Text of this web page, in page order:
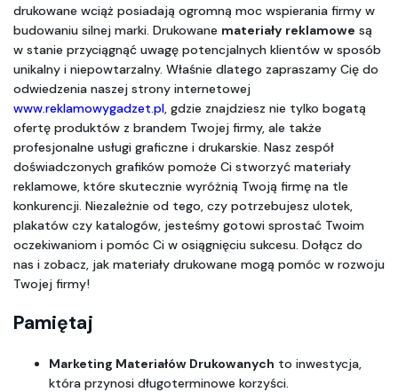
drukowane wciąż posiadają ogromną moc wspierania firmy w
budowaniu silnej marki. Drukowane materiały reklamowe są
w stanie przyciągnąć uwagę potencjalnych klientów w sposób
unikalny i niepowtarzalny. Właśnie dlatego zapraszamy Cię do
www.reklamowygadzet.pl , gdzie znajdziesz nie tylko bogatą
ofertę produktów z brandem Twojej firmy, ale także
profesjonalne usługi graficzne i drukarskie. Nasz zespół
doświadczonych grafików pomoże Ci stworzyć materiały
reklamowe, które skutecznie wyróżnią Twoją firmę na tle
konkurencji. Niezależnie od tego, czy potrzebujesz ulotek,
plakatów czy katalogów, jesteśmy gotowi sprostać Twoim
oczekiwaniom i pomóc Ci w osiągnięciu sukcesu. Dołącz do
nas i zobacz, jak materiały drukowane mogą pomóc w rozwoju
Twojej firmy!
Pamiętaj
Marketing Materiałów Drukowanych to inwestycja,
która przynosi długoterminowe korzyści.